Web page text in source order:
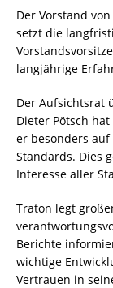
Der Vorstand
setzt die
langjährige
Der Aufsichtsrat
Dieter Pötsch
er besonders
Standards. Dies
Interesse aller
Traton legt
Berichte
wichtige
Vertrauen in